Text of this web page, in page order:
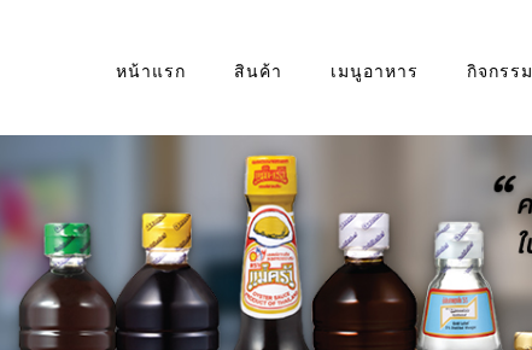
หน้าแรก สินค้า เมนูอาหาร กิจกรรม